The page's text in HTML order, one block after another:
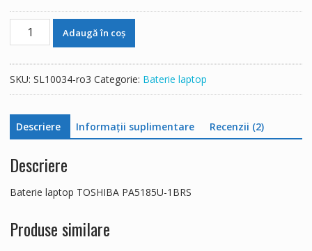
Cantitate
PA5185U-
Adaugă în coș
SKU: SL10034-ro3 Categorie: Baterie laptop
Descriere Informații suplimentare Recenzii (2)
Descriere
Baterie laptop TOSHIBA PA5185U-1BRS
Produse similare